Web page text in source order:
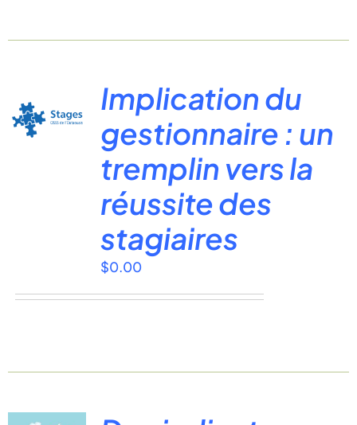
Implication du
gestionnaire : un
tremplin vers la
réussite des
stagiaires
$0.00